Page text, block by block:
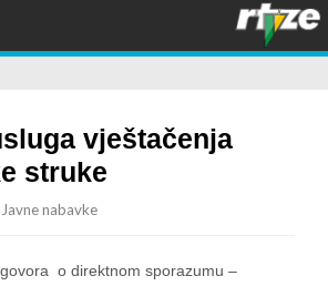
vještačenja
struke
Javne nabavke
o direktnom sporazumu –